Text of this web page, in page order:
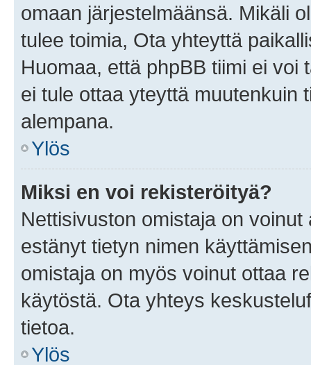
omaan järjestelmäänsä. Mikäli
tulee toimia, Ota yhteyttä
Huomaa, että phpBB tiimi ei
ei tule ottaa yteyttä muutenkuin
alempana.
Ylös
Miksi en voi rekisteröityä?
Nettisivuston omistaja on
estänyt tietyn nimen
omistaja on myös voinut ottaa
käytöstä. Ota yhteys
tietoa.
Ylös